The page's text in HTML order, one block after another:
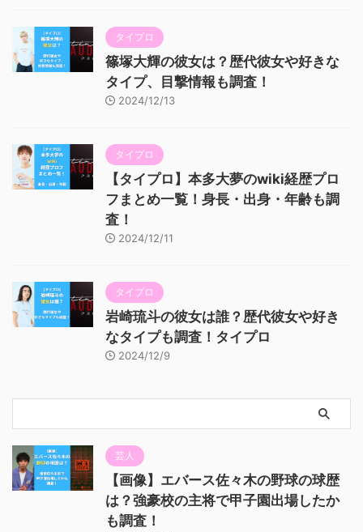
タイプロ
篠塚大輝の彼女は？歴代彼女や好きな
タイプ、目撃情報も調査！
2024/12/13
タイプロ
【タイプロ】本多大夢のwiki経歴プロ
フまとめ一覧！身長・出身・年齢も調
査！
2024/12/11
タイプロ
岩崎琉斗の彼女は誰？歴代彼女や好き
なタイプも調査！タイプロ
2024/12/9
芸人
【画像】エバース佐々木の野球の球歴
は？強豪校の主将で甲子園出場したか
も調査！